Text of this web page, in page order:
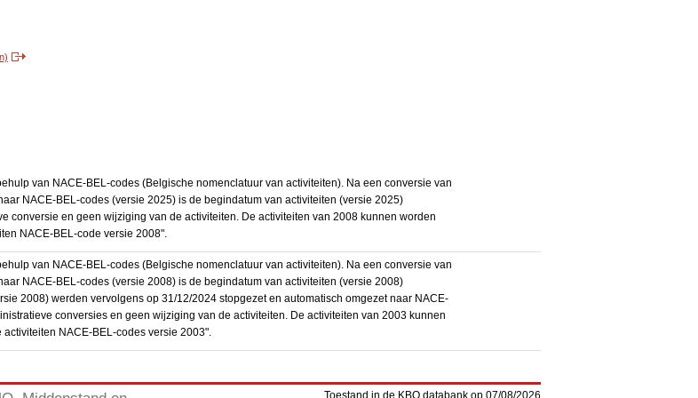
van NACE-BEL-codes (Belgische nomenclatuur van activiteiten). Na een conversie van
NACE-BEL-codes (versie 2025) is de begindatum van activiteiten (versie 2025)
conversie en geen wijziging van de activiteiten. De activiteiten van 2008 kunnen worden
NACE-BEL-code versie 2008".
van NACE-BEL-codes (Belgische nomenclatuur van activiteiten). Na een conversie van
NACE-BEL-codes (versie 2008) is de begindatum van activiteiten (versie 2008)
2008) werden vervolgens op 31/12/2024 stopgezet en automatisch omgezet naar NACE-
conversies en geen wijziging van de activiteiten. De activiteiten van 2003 kunnen
NACE-BEL-codes versie 2003".